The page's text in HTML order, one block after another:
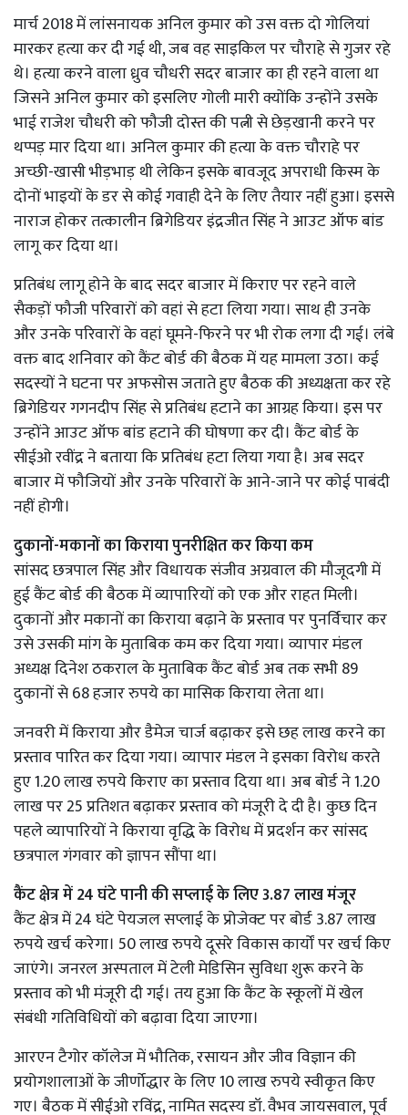
मार्च 2018 में लांसनायक अनिल कुमार को उस वक्त दो गोलियां
मारकर हत्या कर दी गई थी, जब वह साइकिल पर चौराहे से गुजर रहे
थे। हत्या करने वाला ध्रुव चौधरी सदर बाजार का ही रहने वाला था
जिसने अनिल कुमार को इसलिए गोली मारी क्योंकि उन्होंने उसके
भाई राजेश चौधरी को फौजी दोस्त की पत्नी से छेड़खानी करने पर
थप्पड़ मार दिया था। अनिल कुमार की हत्या के वक्त चौराहे पर
अच्छी-खासी भीड़भाड़ थी लेकिन इसके बावजूद अपराधी किस्म के
दोनों भाइयों के डर से कोई गवाही देने के लिए तैयार नहीं हुआ। इससे
नाराज होकर तत्कालीन ब्रिगेडियर इंद्रजीत सिंह ने आउट ऑफ बांड
लागू कर दिया था।
प्रतिबंध लागू होने के बाद सदर बाजार में किराए पर रहने वाले
सैकड़ों फौजी परिवारों को वहां से हटा लिया गया। साथ ही उनके
और उनके परिवारों के वहां घूमने-फिरने पर भी रोक लगा दी गई। लंबे
वक्त बाद शनिवार को कैंट बोर्ड की बैठक में यह मामला उठा। कई
सदस्यों ने घटना पर अफसोस जताते हुए बैठक की अध्यक्षता कर रहे
ब्रिगेडियर गगनदीप सिंह से प्रतिबंध हटाने का आग्रह किया। इस पर
उन्होंने आउट ऑफ बांड हटाने की घोषणा कर दी। कैंट बोर्ड के
सीईओ रवींद्र ने बताया कि प्रतिबंध हटा लिया गया है। अब सदर
बाजार में फौजियों और उनके परिवारों के आने-जाने पर कोई पाबंदी
नहीं होगी।
दुकानों-मकानों का किराया पुनरीक्षित कर किया कम
सांसद छत्रपाल सिंह और विधायक संजीव अग्रवाल की मौजूदगी में
हुई कैंट बोर्ड की बैठक में व्यापारियों को एक और राहत मिली।
दुकानों और मकानों का किराया बढ़ाने के प्रस्ताव पर पुनर्विचार कर
उसे उसकी मांग के मुताबिक कम कर दिया गया। व्यापार मंडल
अध्यक्ष दिनेश ठकराल के मुताबिक कैंट बोर्ड अब तक सभी 89
दुकानों से 68 हजार रुपये का मासिक किराया लेता था।
जनवरी में किराया और डैमेज चार्ज बढ़ाकर इसे छह लाख करने का
प्रस्ताव पारित कर दिया गया। व्यापार मंडल ने इसका विरोध करते
हुए 1.20 लाख रुपये किराए का प्रस्ताव दिया था। अब बोर्ड ने 1.20
लाख पर 25 प्रतिशत बढ़ाकर प्रस्ताव को मंजूरी दे दी है। कुछ दिन
पहले व्यापारियों ने किराया वृद्धि के विरोध में प्रदर्शन कर सांसद
छत्रपाल गंगवार को ज्ञापन सौंपा था।
कैंट क्षेत्र में 24 घंटे पानी की सप्लाई के लिए 3.87 लाख मंजूर
कैंट क्षेत्र में 24 घंटे पेयजल सप्लाई के प्रोजेक्ट पर बोर्ड 3.87 लाख
रुपये खर्च करेगा। 50 लाख रुपये दूसरे विकास कार्यों पर खर्च किए
जाएंगे। जनरल अस्पताल में टेली मेडिसिन सुविधा शुरू करने के
प्रस्ताव को भी मंजूरी दी गई। तय हुआ कि कैंट के स्कूलों में खेल
संबंधी गतिविधियों को बढ़ावा दिया जाएगा।
आरएन टैगोर कॉलेज में भौतिक, रसायन और जीव विज्ञान की
प्रयोगशालाओं के जीर्णोद्धार के लिए 10 लाख रुपये स्वीकृत किए
गए। बैठक में सीईओ रविंद्र, नामित सदस्य डॉ. वैभव जायसवाल, पूर्व